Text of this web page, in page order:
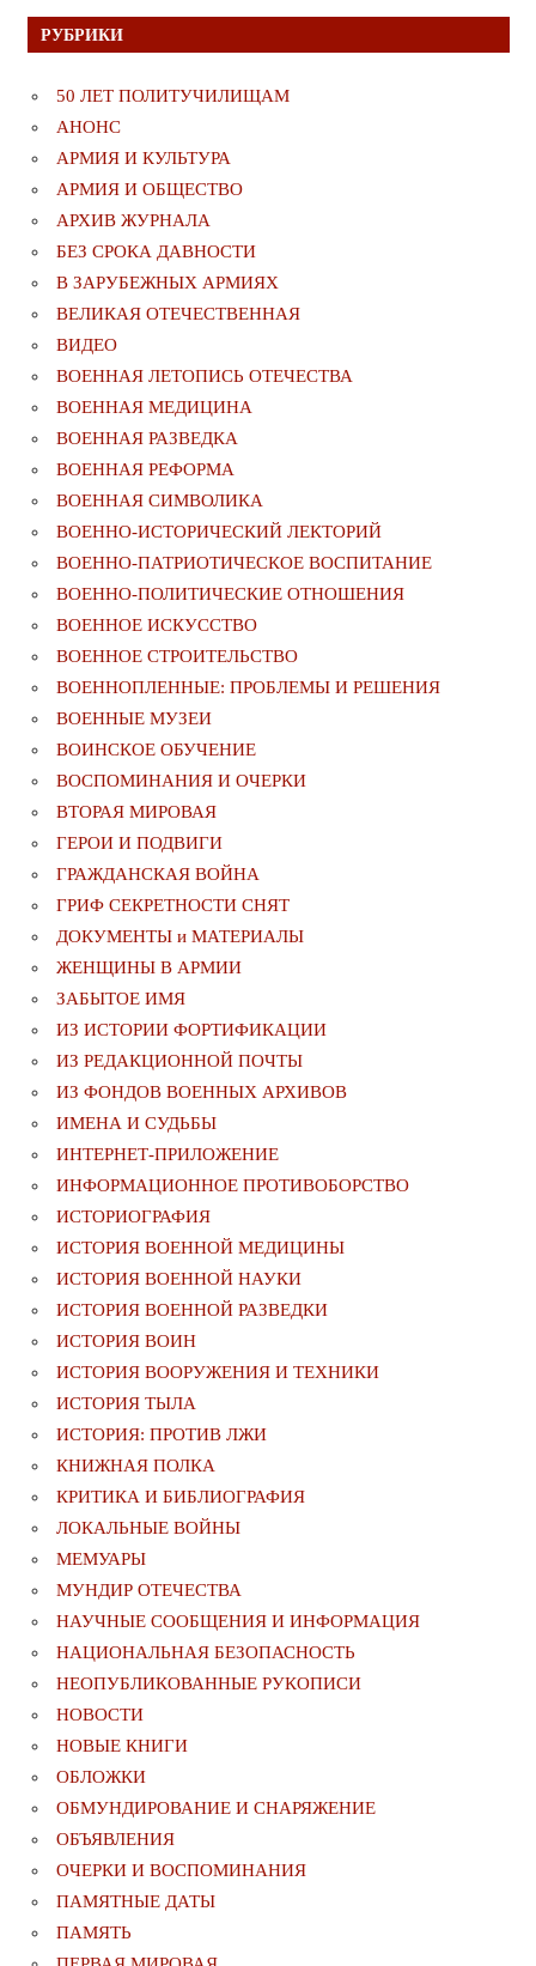
РУБРИКИ
50 ЛЕТ ПОЛИТУЧИЛИЩАМ
АНОНС
АРМИЯ И КУЛЬТУРА
АРМИЯ И ОБЩЕСТВО
АРХИВ ЖУРНАЛА
БЕЗ СРОКА ДАВНОСТИ
В ЗАРУБЕЖНЫХ АРМИЯХ
ВЕЛИКАЯ ОТЕЧЕСТВЕННАЯ
ВИДЕО
ВОЕННАЯ ЛЕТОПИСЬ ОТЕЧЕСТВА
ВОЕННАЯ МЕДИЦИНА
ВОЕННАЯ РАЗВЕДКА
ВОЕННАЯ РЕФОРМА
ВОЕННАЯ СИМВОЛИКА
ВОЕННО-ИСТОРИЧЕСКИЙ ЛЕКТОРИЙ
ВОЕННО-ПАТРИОТИЧЕСКОЕ ВОСПИТАНИЕ
ВОЕННО-ПОЛИТИЧЕСКИE ОТНОШЕНИЯ
ВОЕННОЕ ИСКУССТВО
ВОЕННОЕ СТРОИТЕЛЬСТВО
ВОЕННОПЛЕННЫЕ: ПРОБЛЕМЫ И РЕШЕНИЯ
ВОЕННЫЕ МУЗЕИ
ВОИНСКОЕ ОБУЧЕНИЕ
ВОСПОМИНАНИЯ И ОЧЕРКИ
ВТОРАЯ МИРОВАЯ
ГЕРОИ И ПОДВИГИ
ГРАЖДАНСКАЯ ВОЙНА
ГРИФ СЕКРЕТНОСТИ СНЯТ
ДОКУМЕНТЫ и МАТЕРИАЛЫ
ЖЕНЩИНЫ В АРМИИ
ЗАБЫТОЕ ИМЯ
ИЗ ИСТОРИИ ФОРТИФИКАЦИИ
ИЗ РЕДАКЦИОННОЙ ПОЧТЫ
ИЗ ФОНДОВ ВОЕННЫХ АРХИВОВ
ИМЕНА И СУДЬБЫ
ИНТЕРНЕТ-ПРИЛОЖЕНИЕ
ИНФОРМАЦИОННОЕ ПРОТИВОБОРСТВО
ИСТОРИОГРАФИЯ
ИСТОРИЯ ВОЕННОЙ МЕДИЦИНЫ
ИСТОРИЯ ВОЕННОЙ НАУКИ
ИСТОРИЯ ВОЕННОЙ РАЗВЕДКИ
ИСТОРИЯ ВОИН
ИСТОРИЯ ВООРУЖЕНИЯ И ТЕХНИКИ
ИСТОРИЯ ТЫЛА
ИСТОРИЯ: ПРОТИВ ЛЖИ
КНИЖНАЯ ПОЛКА
КРИТИКА И БИБЛИОГРАФИЯ
ЛОКАЛЬНЫЕ ВОЙНЫ
МЕМУАРЫ
МУНДИР ОТЕЧЕСТВА
НАУЧНЫЕ СООБЩЕНИЯ И ИНФОРМАЦИЯ
НАЦИОНАЛЬНАЯ БЕЗОПАСНОСТЬ
НЕОПУБЛИКОВАННЫЕ РУКОПИСИ
НОВОСТИ
НОВЫЕ КНИГИ
ОБЛОЖКИ
ОБМУНДИРОВАНИЕ И СНАРЯЖЕНИЕ
ОБЪЯВЛЕНИЯ
ОЧЕРКИ И ВОСПОМИНАНИЯ
ПАМЯТНЫЕ ДАТЫ
ПАМЯТЬ